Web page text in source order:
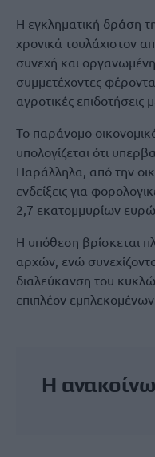
Η εγκληματική δράση
χρονικά τουλάχιστον
συνεχή και
συμμετέχοντες
αγροτικές επιδοτήσεις
Το παράνομο
υπολογίζεται ότι
Παράλληλα, από την
ενδείξεις για
2,7 εκατομμυρίων
Η υπόθεση βρίσκεται
αρχών, ενώ
διαλεύκανση του
επιπλέον
Η